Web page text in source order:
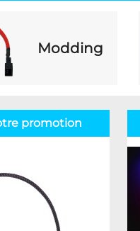
Modding
promotion